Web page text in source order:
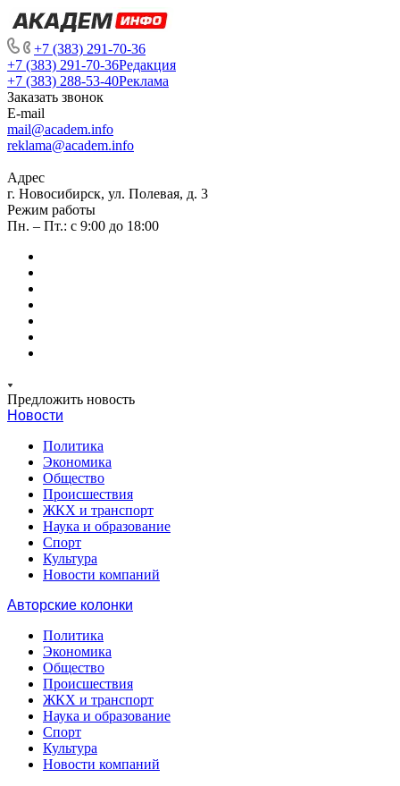
+7 (383) 291-70-36
+7 (383) 291-70-36Редакция
+7 (383) 288-53-40Реклама
Заказать звонок
E-mail
mail@academ.info
reklama@academ.info
Адрес
г. Новосибирск, ул. Полевая, д. 3
Режим работы
Пн. – Пт.: с 9:00 до 18:00
Предложить новость
Новости
Политика
Экономика
Общество
Происшествия
ЖКХ и транспорт
Наука и образование
Спорт
Культура
Новости компаний
Авторские колонки
Политика
Экономика
Общество
Происшествия
ЖКХ и транспорт
Наука и образование
Спорт
Культура
Новости компаний